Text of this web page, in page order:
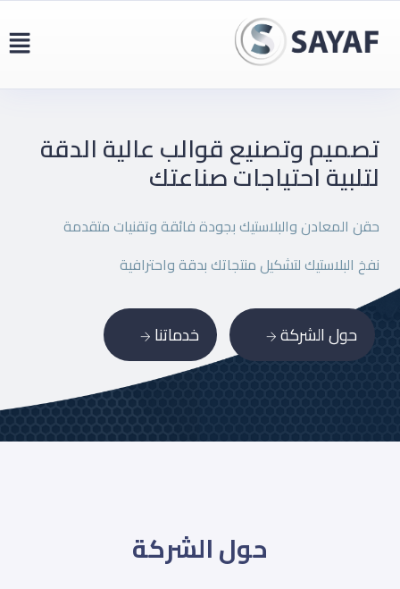
تصميم وتصنيع قوالب عاليةالدقة
لتلبية احتياجات صناعتك
حقن المعادن والبلاستيك بجودة فائقة وتقنيات متقدمة
نفخ البلاستيك لتشكيل منتجاتك بدقة واحترافية
حول الشركة خدماتنا
حول الشركة